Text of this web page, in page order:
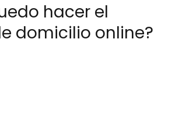
hacer el
domicilio online?